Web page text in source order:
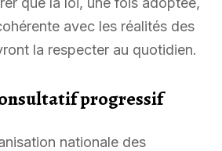
avec les réalités des
la respecter au quotidien.
progressif
nationale des